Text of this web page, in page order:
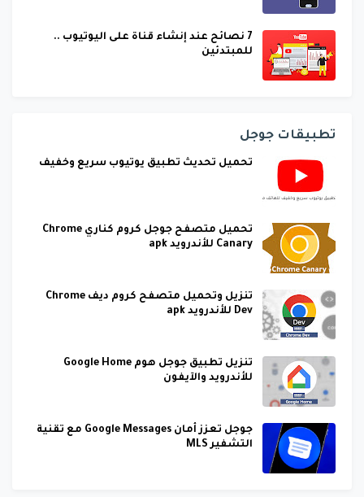
7 نصائح عند إنشاء قناة على اليوتيوب ..
للمبتدئين
تطبيقات جوجل
تحميل تحديث تطبيق يوتيوب سريع وخفيف
تحميل متصفح جوجل كروم كناري Chrome
Canary للأندرويد apk
تنزيل وتحميل متصفح كروم ديف Chrome
Dev للأندرويد apk
تنزيل تطبيق جوجل هوم Google Home
للأندرويد والآيفون
جوجل تعزز أمان Google Messages مع تقنية
التشفير MLS